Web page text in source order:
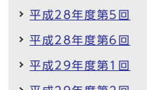
平成28年度第5回
平成28年度第6回
平成29年度第1回